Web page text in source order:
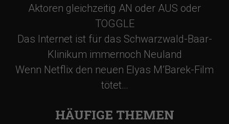
Aktoren gleichzeitig AN oder AUS oder
TOGGLE
Das Internet ist für das Schwarzwald-Baar-
Klinikum immernoch Neuland
Wenn Netflix den neuen Elyas M’Barek-Film
tötet…
HÄUFIGE THEMEN